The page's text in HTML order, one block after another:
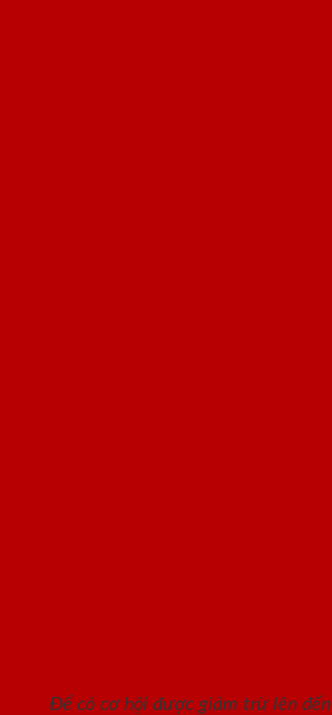
Để có cơ hội được giảm trừ lên đến